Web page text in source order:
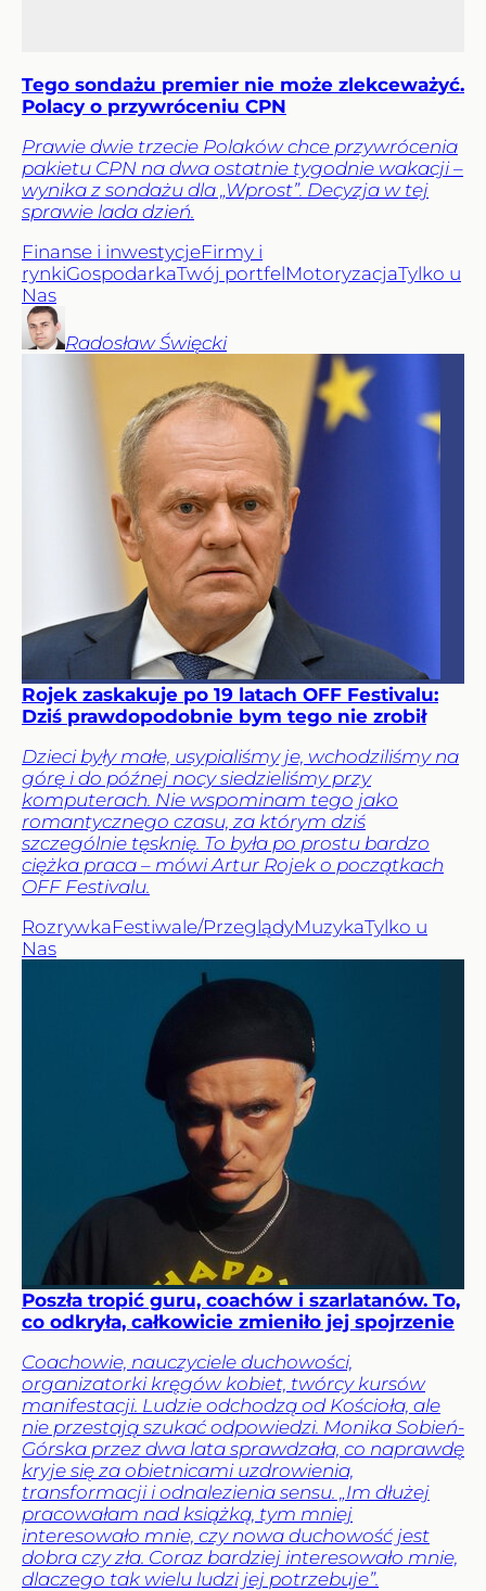
Tego sondażu premier nie może zlekceważyć.
Polacy o przywróceniu CPN
Prawie dwie trzecie Polaków chce przywrócenia
pakietu CPN na dwa ostatnie tygodnie wakacji –
wynika z sondażu dla „Wprost”. Decyzja w tej
sprawie lada dzień.
Finanse i inwestycjeFirmy i
rynkiGospodarkaTwój portfelMotoryzacjaTylko u
Nas
Radosław Święcki
Rojek zaskakuje po 19 latach OFF Festivalu:
Dziś prawdopodobnie bym tego nie zrobił
Dzieci były małe, usypialiśmy je, wchodziliśmy na
górę i do późnej nocy siedzieliśmy przy
komputerach. Nie wspominam tego jako
romantycznego czasu, za którym dziś
szczególnie tęsknię. To była po prostu bardzo
ciężka praca – mówi Artur Rojek o początkach
OFF Festivalu.
RozrywkaFestiwale/PrzeglądyMuzykaTylko u
Nas
Poszła tropić guru, coachów i szarlatanów. To,
co odkryła, całkowicie zmieniło jej spojrzenie
Coachowie, nauczyciele duchowości,
organizatorki kręgów kobiet, twórcy kursów
manifestacji. Ludzie odchodzą od Kościoła, ale
nie przestają szukać odpowiedzi. Monika Sobień-
Górska przez dwa lata sprawdzała, co naprawdę
kryje się za obietnicami uzdrowienia,
transformacji i odnalezienia sensu. „Im dłużej
pracowałam nad książką, tym mniej
interesowało mnie, czy nowa duchowość jest
dobra czy zła. Coraz bardziej interesowało mnie,
dlaczego tak wielu ludzi jej potrzebuje”.